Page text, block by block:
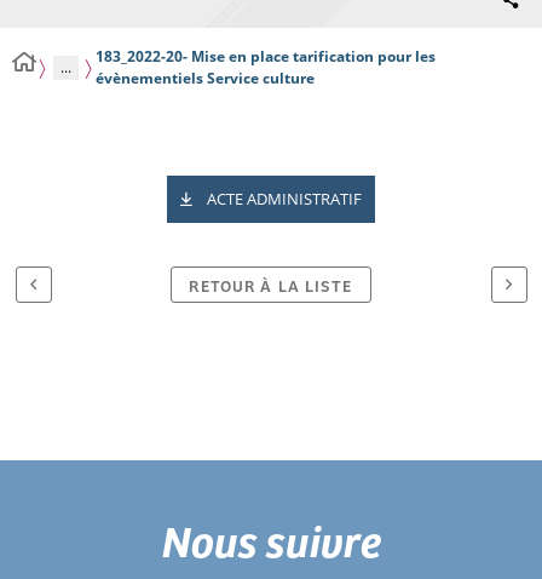
...
183_2022-20- Mise en place tarification pour les
évènementiels Service culture
ACTE ADMINISTRATIF
RETOUR À LA LISTE
Nous suivre